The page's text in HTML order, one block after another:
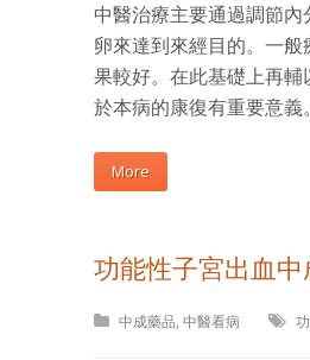
中醫治療主要通過調節
卵來達到來經目的。一般
果較好。在此基礎上再
於本病的康復有重要意義。
More
功能性子宮出血中
中成藥品, 中醫看病